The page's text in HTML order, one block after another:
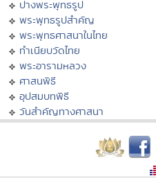
ปางพระพุทธรูป
พระพุทธรูปสำคัญ
พระพุทธศาสนาในไทย
ทำเนียบวัดไทย
พระอารามหลวง
ศาสนพิธี
อุปสมบทพิธี
วันสำคัญทางศาสนา